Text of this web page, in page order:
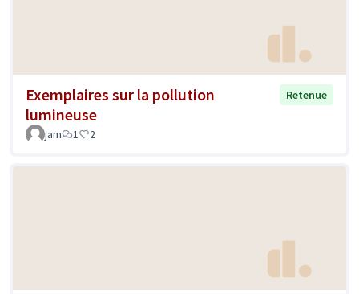
Exemplaires sur la pollution
lumineuse
Retenue
jam 1 2